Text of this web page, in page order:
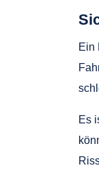
Ein
Es